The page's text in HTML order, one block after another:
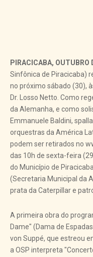
PIRACICABA, OUTUBRO
Sinfônica de Piracicaba)
no próximo sábado (30),
Dr. Losso Netto. Como
da Alemanha, e como
Emmanuele Baldini,
orquestras da América
podem ser retirados no
das 10h de sexta-feira
do Município de
(Secretaria Municipal da
prata da Caterpillar e
A primeira obra do
Dame" (Dama de
von Suppé, que estreou
a OSP interpreta